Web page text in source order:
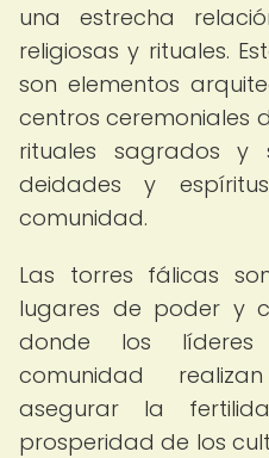
una estrecha
religiosas y rituales.
son elementos
centros ceremoniales
rituales sagrados
deidades y
comunidad.
Las torres fálicas
lugares de poder y
donde los
comunidad
asegurar la
prosperidad de los